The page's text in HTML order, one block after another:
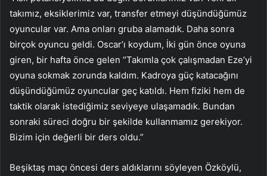
takımız, eksiklerimiz var, transfer etmeyi düşündüğümüz
oyuncular var. Ama onları gruba alamadık. Daha sonra
birçok oyuncu geldi. Oscar’ı koydum, İki gün önce oyuna
giren, bir hafta önce gelen “Takımla çok çalışmadan Eze’yi
oyuna sokmak zorunda kaldım. Kadroya güç katacağını
düşündüğümüz oyuncular geç katıldı. Hem fiziki hem de
taktik olarak istediğimiz seviyeye ulaşamadık. Bundan
sonraki süreci doğru bir şekilde kullanmamız gerekiyor.
Bizim için değerli bir ders oldu.”
Beşiktaş maçı öncesi ders aldıklarını söyleyen Özköylü,